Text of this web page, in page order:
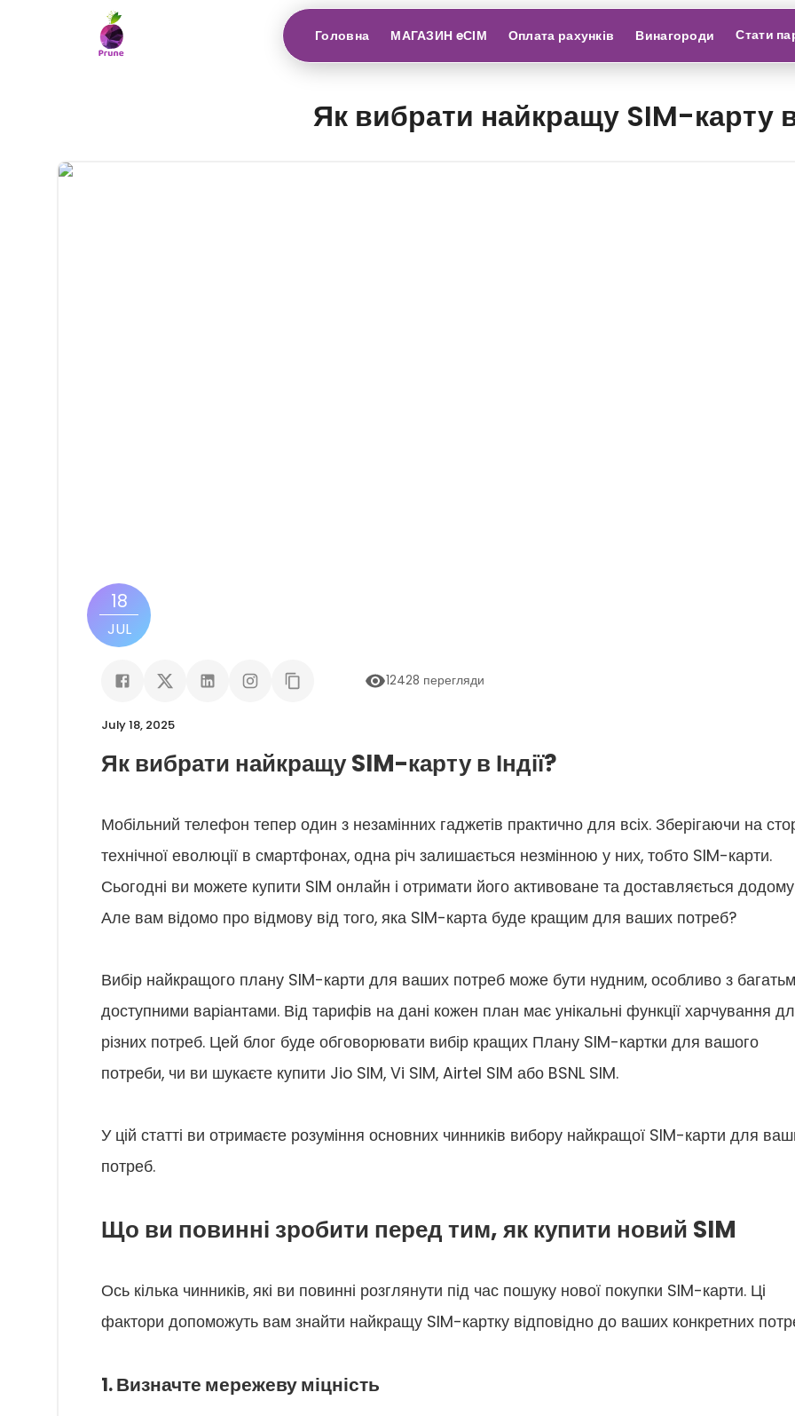
Головна МАГАЗИН eСІМ Оплата рахунків Винагороди Стати
Як вибрати найкращу SIM-карту в
18
JUL
12428 перегляди
July 18, 2025
Як вибрати найкращу SIM-карту в Індії?
Мобільний телефон тепер один з незамінних гаджетів практично для всіх. Зберігаючи на
технічної еволюції в смартфонах, одна річ залишається незмінною у них, тобто SIM-карти.
Сьогодні ви можете купити SIM онлайн і отримати його активоване та доставляється
Але вам відомо про відмову від того, яка SIM-карта буде кращим для ваших потреб?
Вибір найкращого плану SIM-карти для ваших потреб може бути нудним, особливо з
доступними варіантами. Від тарифів на дані кожен план має унікальні функції харчування
різних потреб. Цей блог буде обговорювати вибір кращих Плану SIM-картки для вашого
потреби, чи ви шукаєте купити Jio SIM, Vi SIM, Airtel SIM або BSNL SIM.
У цій статті ви отримаєте розуміння основних чинників вибору найкращої SIM-карти для
потреб.
Що ви повинні зробити перед тим, як купити новий SIM
Ось кілька чинників, які ви повинні розглянути під час пошуку нової покупки SIM-карти. Ці
фактори допоможуть вам знайти найкращу SIM-картку відповідно до ваших конкретних
1. Визначте мережеву міцність